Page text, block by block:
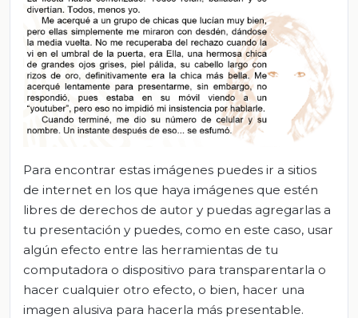
Para encontrar estas imágenes puedes ir a sitios
de internet en los que haya imágenes que estén
libres de derechos de autor y puedas agregarlas a
tu presentación y puedes, como en este caso, usar
algún efecto entre las herramientas de tu
computadora o dispositivo para transparentarla o
hacer cualquier otro efecto, o bien, hacer una
imagen alusiva para hacerla más presentable.